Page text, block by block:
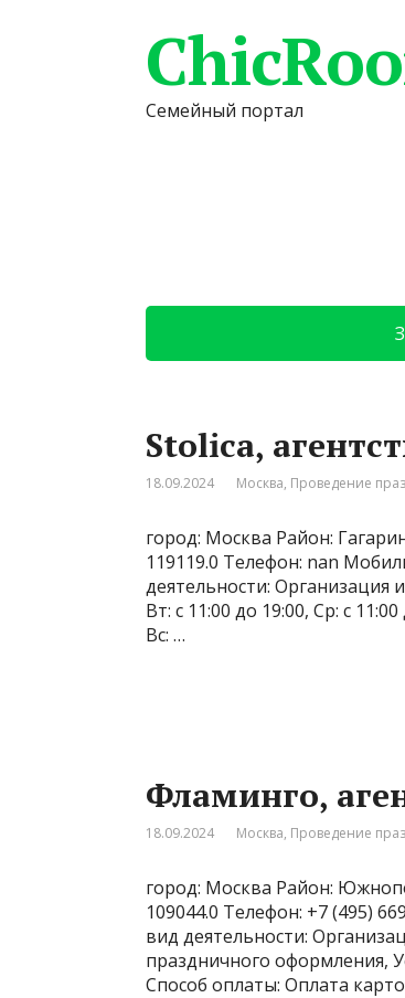
Семейный портал
Stolica,
18.09.2024 Москва, Проведение
город: Москва Район:
119119.0 Телефон: nan
деятельности: Организация
Вт: с 11:00 до 19:00, Ср: с
Вс: …
Фламинго,
18.09.2024 Москва, Проведение
город: Москва Район:
109044.0 Телефон: +7 (495)
вид деятельности:
праздничного оформления,
Способ оплаты: Оплата